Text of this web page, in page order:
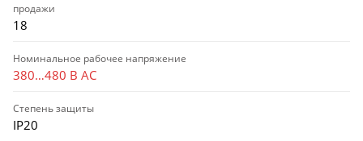
продажи
18
Номинальное рабочее напряжение
380…480 В AC
Степень защиты
IP20